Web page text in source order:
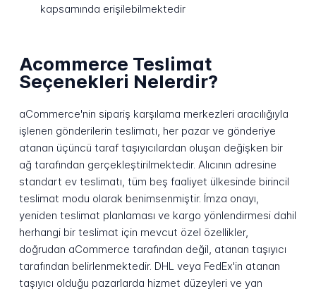
kapsamında erişilebilmektedir
Acommerce Teslimat
Seçenekleri Nelerdir?
aCommerce'nin sipariş karşılama merkezleri aracılığıyla
işlenen gönderilerin teslimatı, her pazar ve gönderiye
atanan üçüncü taraf taşıyıcılardan oluşan değişken bir
ağ tarafından gerçekleştirilmektedir. Alıcının adresine
standart ev teslimatı, tüm beş faaliyet ülkesinde birincil
teslimat modu olarak benimsenmiştir. İmza onayı,
yeniden teslimat planlaması ve kargo yönlendirmesi dahil
herhangi bir teslimat için mevcut özel özellikler,
doğrudan aCommerce tarafından değil, atanan taşıyıcı
tarafından belirlenmektedir. DHL veya FedEx'in atanan
taşıyıcı olduğu pazarlarda hizmet düzeyleri ve yan